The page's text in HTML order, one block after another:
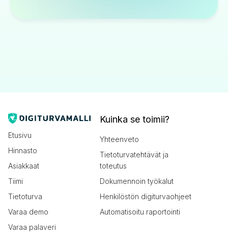
Etusivu
Hinnasto
Asiakkaat
Tiimi
Tietoturva
Varaa demo
Varaa palaveri
Kuinka se toimii?
Yhteenveto
Tietoturvatehtävät ja
toteutus
Dokumennoin työkalut
Henkilöstön digiturvaohjeet
Automatisoitu raportointi